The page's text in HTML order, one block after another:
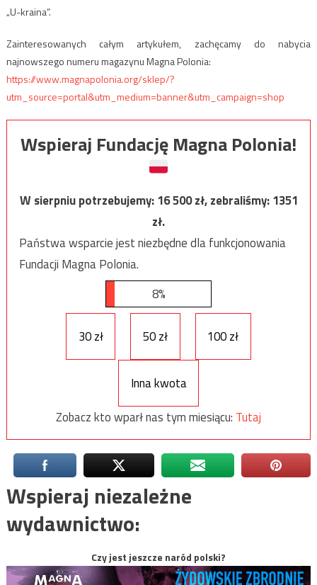
„U-kraina”.
Zainteresowanych całym artykułem, zachęcamy do nabycia
najnowszego numeru magazynu Magna Polonia:
https://www.magnapolonia.org/sklep/?
utm_source=portal&utm_medium=banner&utm_campaign=shop
Wspieraj Fundację Magna Polonia!
W sierpniu potrzebujemy:16 500zł, zebraliśmy:1351
zł.
Państwa wsparcie jest niezbędne dla funkcjonowania
Fundacji Magna Polonia.
8%
30 zł 50 zł 100 zł
Inna kwota
Zobacz kto wparł nas tym miesiącu: Tutaj
Wspieraj niezależne
wydawnictwo:
Czy jest jeszcze naród polski?